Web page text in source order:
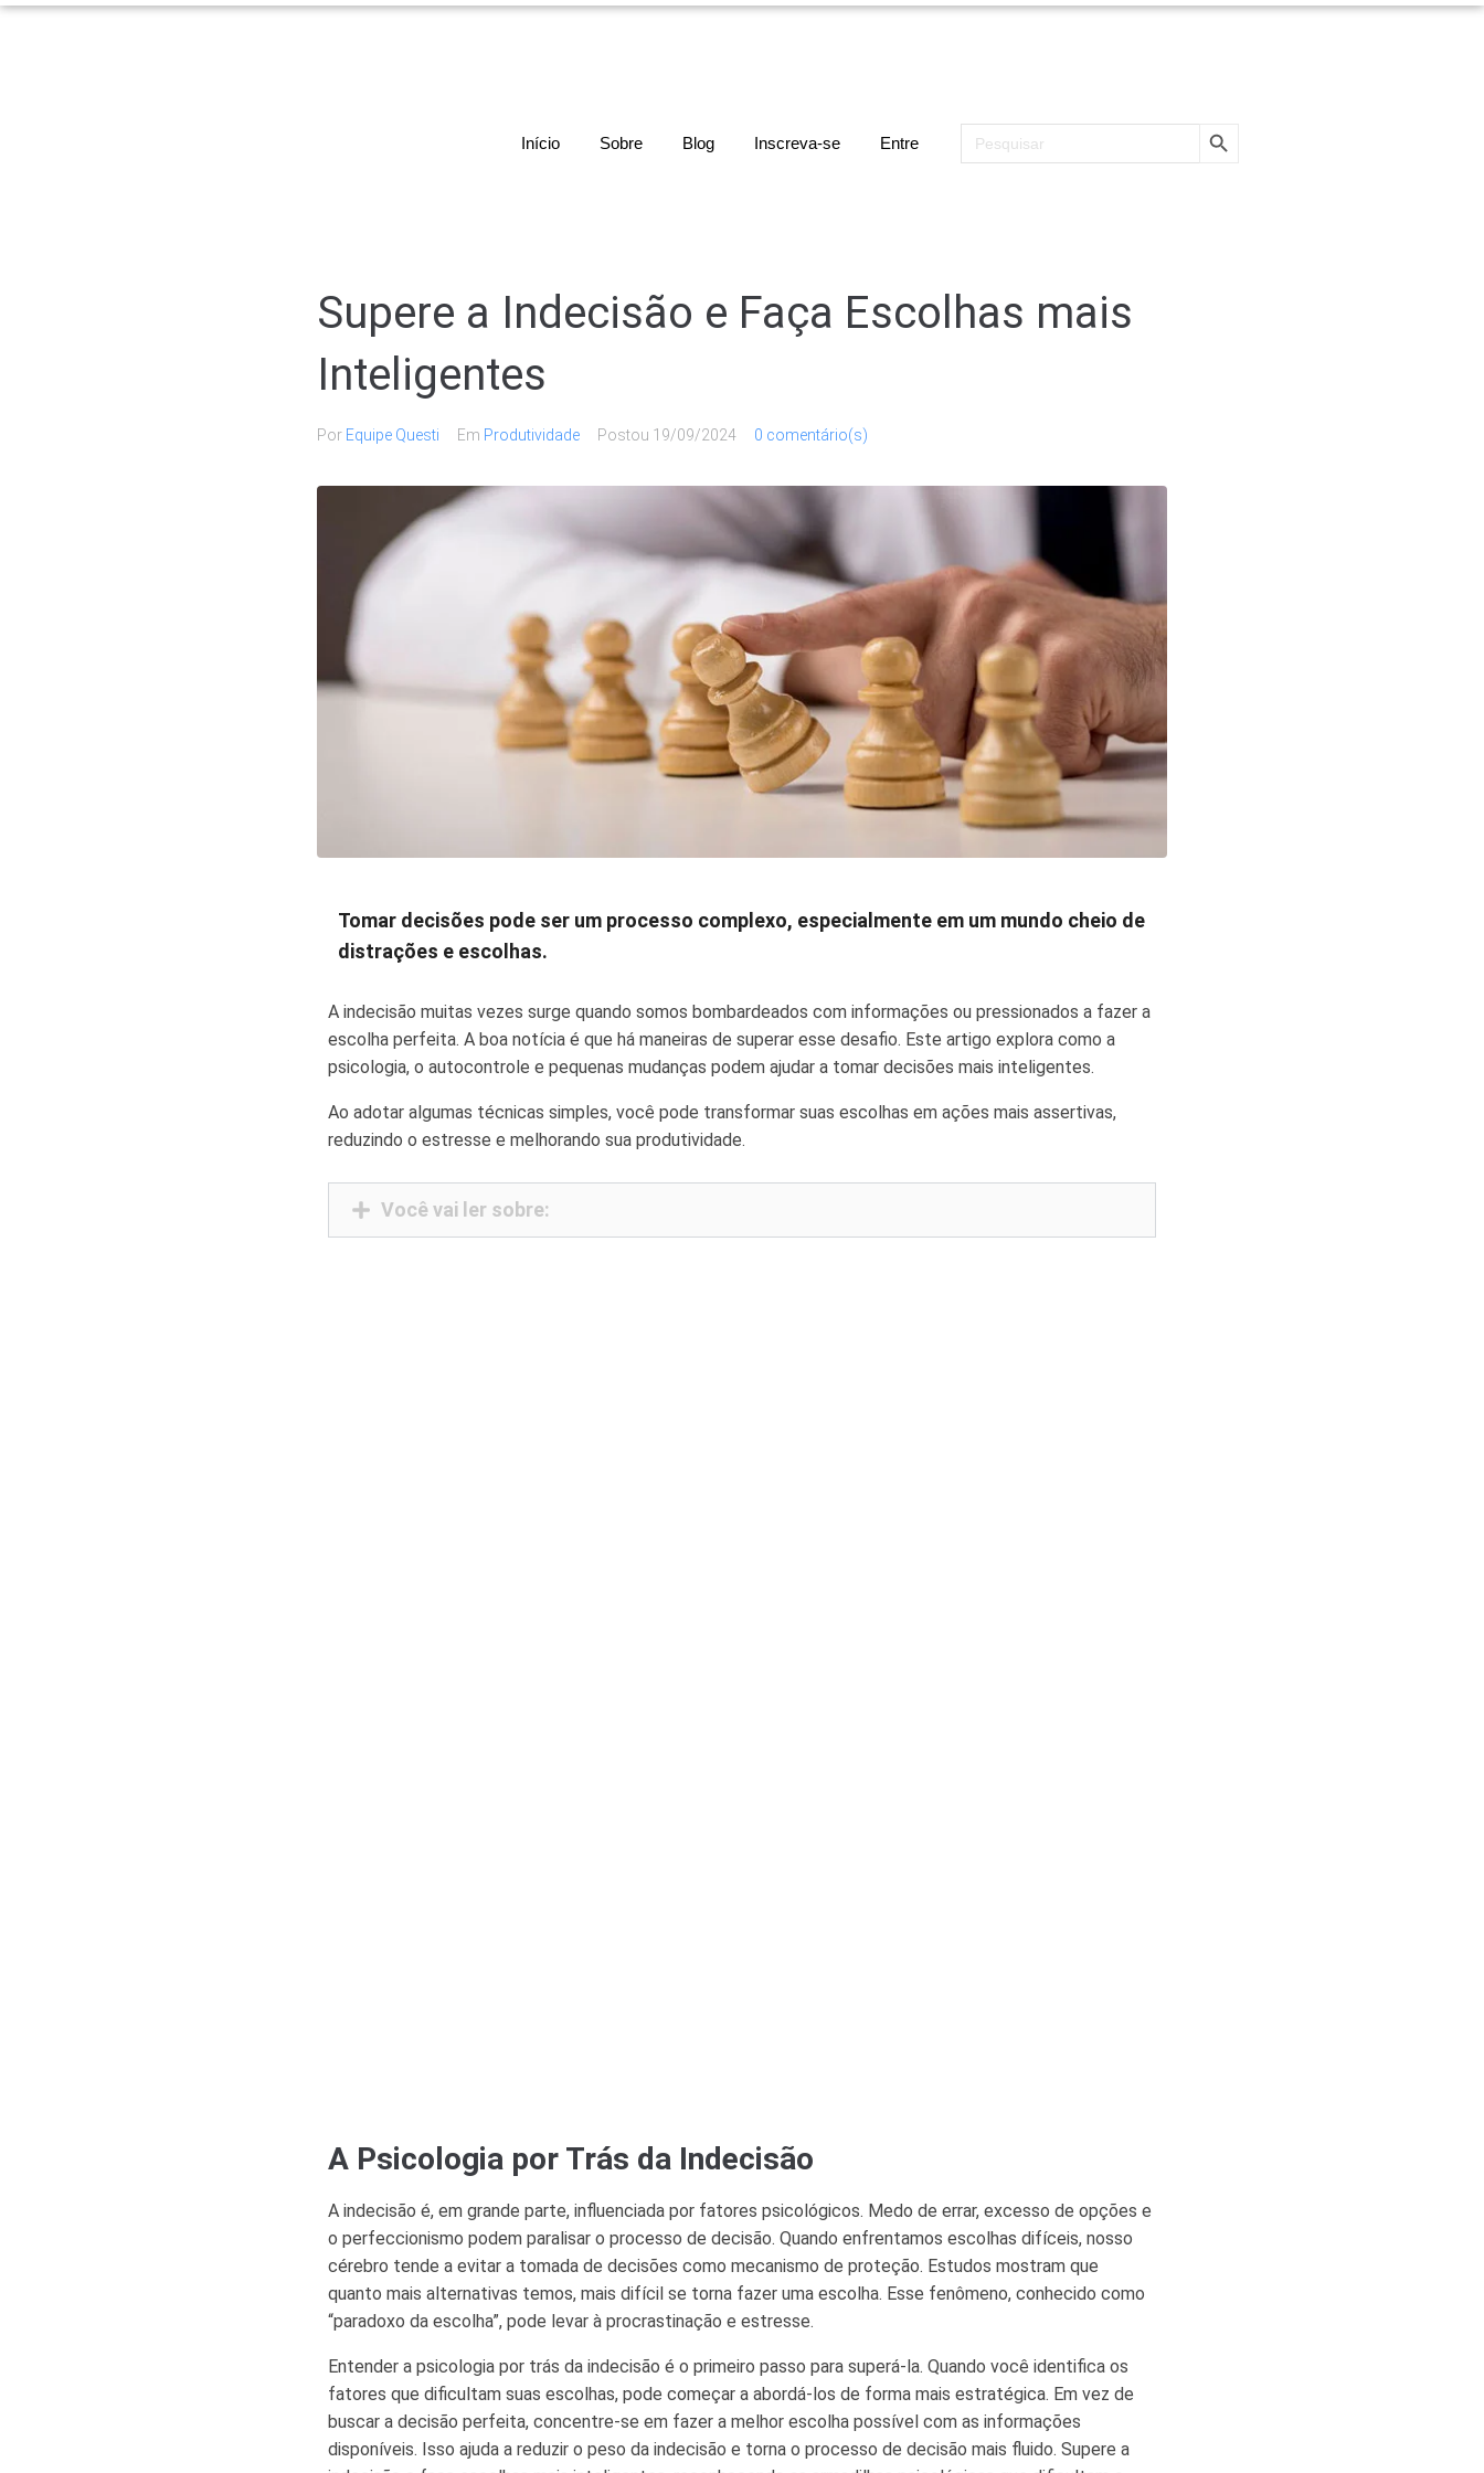
Início Sobre Blog Inscreva-se Entre
Search
for:
SEARCH BUTTON
Supere a Indecisão e Faça Escolhas mais
Inteligentes
Por Equipe Questi Em Produtividade Postou 19/09/2024 0 comentário(s)
Tomar decisões pode ser um processo complexo, especialmente em um mundo cheio de
distrações e escolhas.
A indecisão muitas vezes surge quando somos bombardeados com informações ou pressionados a fazer a
escolha perfeita. A boa notícia é que há maneiras de superar esse desafio. Este artigo explora como a
psicologia, o autocontrole e pequenas mudanças podem ajudar a tomar decisões mais inteligentes.
Ao adotar algumas técnicas simples, você pode transformar suas escolhas em ações mais assertivas,
reduzindo o estresse e melhorando sua produtividade.
Você vai ler sobre:
A Psicologia por Trás da Indecisão
A indecisão é, em grande parte, influenciada por fatores psicológicos. Medo de errar, excesso de opções e
o perfeccionismo podem paralisar o processo de decisão. Quando enfrentamos escolhas difíceis, nosso
cérebro tende a evitar a tomada de decisões como mecanismo de proteção. Estudos mostram que
quanto mais alternativas temos, mais difícil se torna fazer uma escolha. Esse fenômeno, conhecido como
“paradoxo da escolha”, pode levar à procrastinação e estresse.
Entender a psicologia por trás da indecisão é o primeiro passo para superá-la. Quando você identifica os
fatores que dificultam suas escolhas, pode começar a abordá-los de forma mais estratégica. Em vez de
buscar a decisão perfeita, concentre-se em fazer a melhor escolha possível com as informações
disponíveis. Isso ajuda a reduzir o peso da indecisão e torna o processo de decisão mais fluido. Supere a